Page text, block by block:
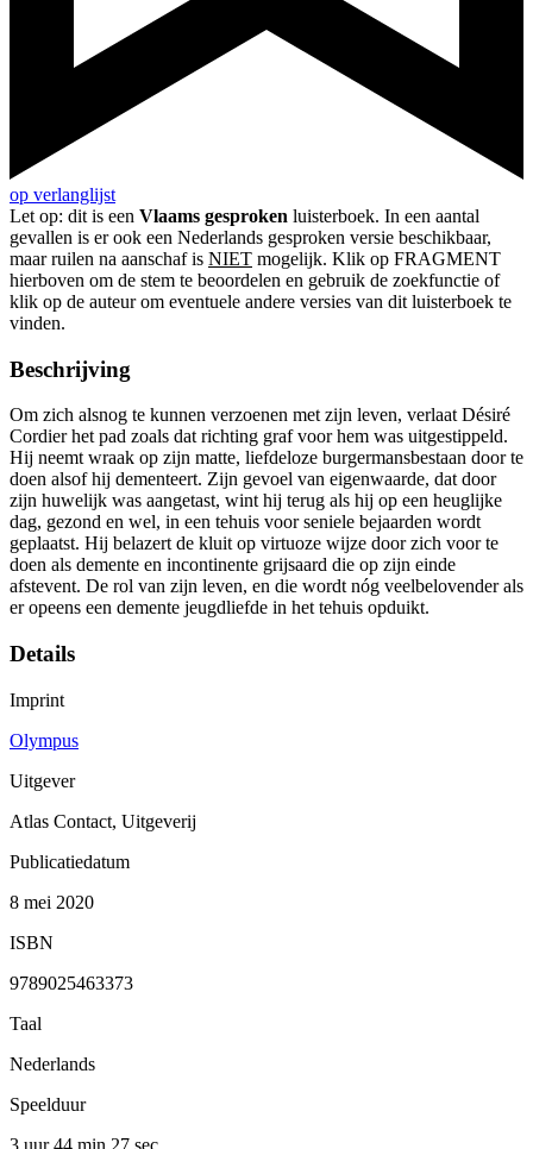
op verlanglijst
Let op: dit is een Vlaams gesproken luisterboek. In een aantal
gevallen is er ook een Nederlands gesproken versie beschikbaar,
maar ruilen na aanschaf is NIET mogelijk. Klik op FRAGMENT
hierboven om de stem te beoordelen en gebruik de zoekfunctie of
klik op de auteur om eventuele andere versies van dit luisterboek te
vinden.
Beschrijving
Om zich alsnog te kunnen verzoenen met zijn leven, verlaat Désiré
Cordier het pad zoals dat richting graf voor hem was uitgestippeld.
Hij neemt wraak op zijn matte, liefdeloze burgermansbestaan door te
doen alsof hij dementeert. Zijn gevoel van eigenwaarde, dat door
zijn huwelijk was aangetast, wint hij terug als hij op een heuglijke
dag, gezond en wel, in een tehuis voor seniele bejaarden wordt
geplaatst. Hij belazert de kluit op virtuoze wijze door zich voor te
doen als demente en incontinente grijsaard die op zijn einde
afstevent. De rol van zijn leven, en die wordt nóg veelbelovender als
er opeens een demente jeugdliefde in het tehuis opduikt.
Details
Imprint
Olympus
Uitgever
Atlas Contact, Uitgeverij
Publicatiedatum
8 mei 2020
ISBN
9789025463373
Taal
Nederlands
Speelduur
3 uur 44 min 27 sec